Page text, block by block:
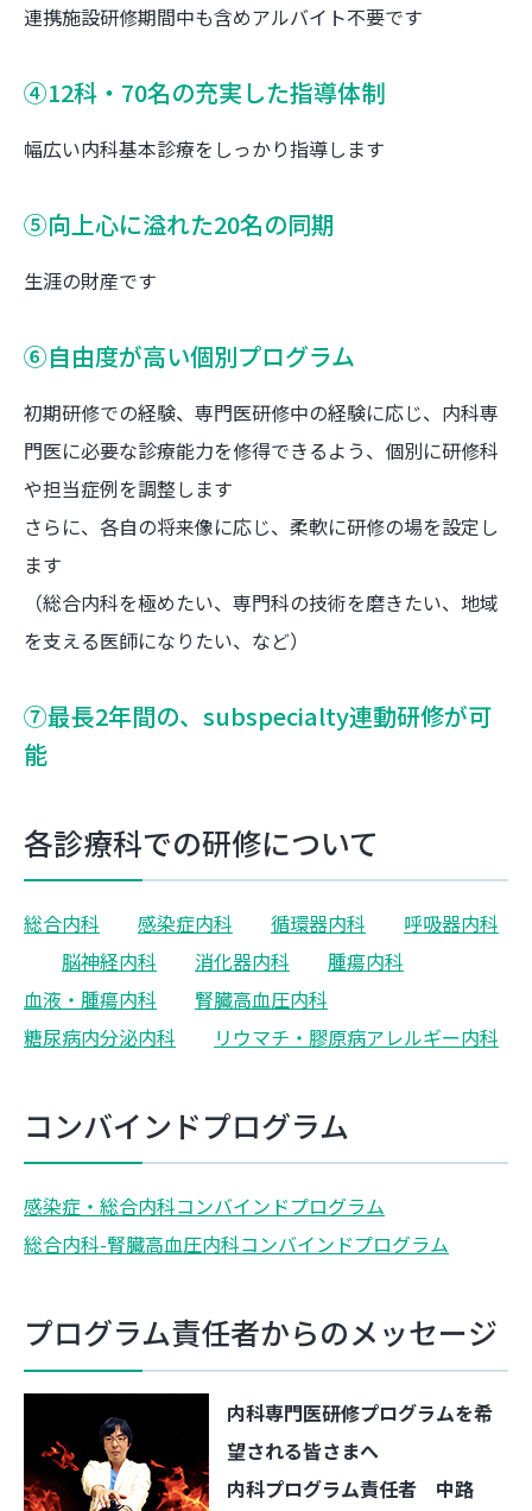
連携施設研修期間中も含めアルバイト不要です
④12科・70名の充実した指導体制
幅広い内科基本診療をしっかり指導します
⑤向上心に溢れた20名の同期
生涯の財産です
⑥自由度が高い個別プログラム
初期研修での経験、専門医研修中の経験に応じ、内科専
門医に必要な診療能力を修得できるよう、個別に研修科
や担当症例を調整します
さらに、各自の将来像に応じ、柔軟に研修の場を設定し
ます
（総合内科を極めたい、専門科の技術を磨きたい、地域
を支える医師になりたい、など）
⑦最長2年間の、subspecialty連動研修が可
能
各診療科での研修について
総合内科 感染症内科 循環器内科
呼吸器内科
脳神経内科
消化器内科
腫瘍内科
血液・腫瘍内科
腎臓高血圧内科
糖尿病内分泌内科
リウマチ・膠原病アレルギー内科
コンバインドプログラム
感染症・総合内科コンバインドプログラム
総合内科-腎臓高血圧内科コンバインドプログラム
プログラム責任者からのメッセージ
内科専門医研修プログラムを希
望される皆さまへ
内科プログラム責任者 中路